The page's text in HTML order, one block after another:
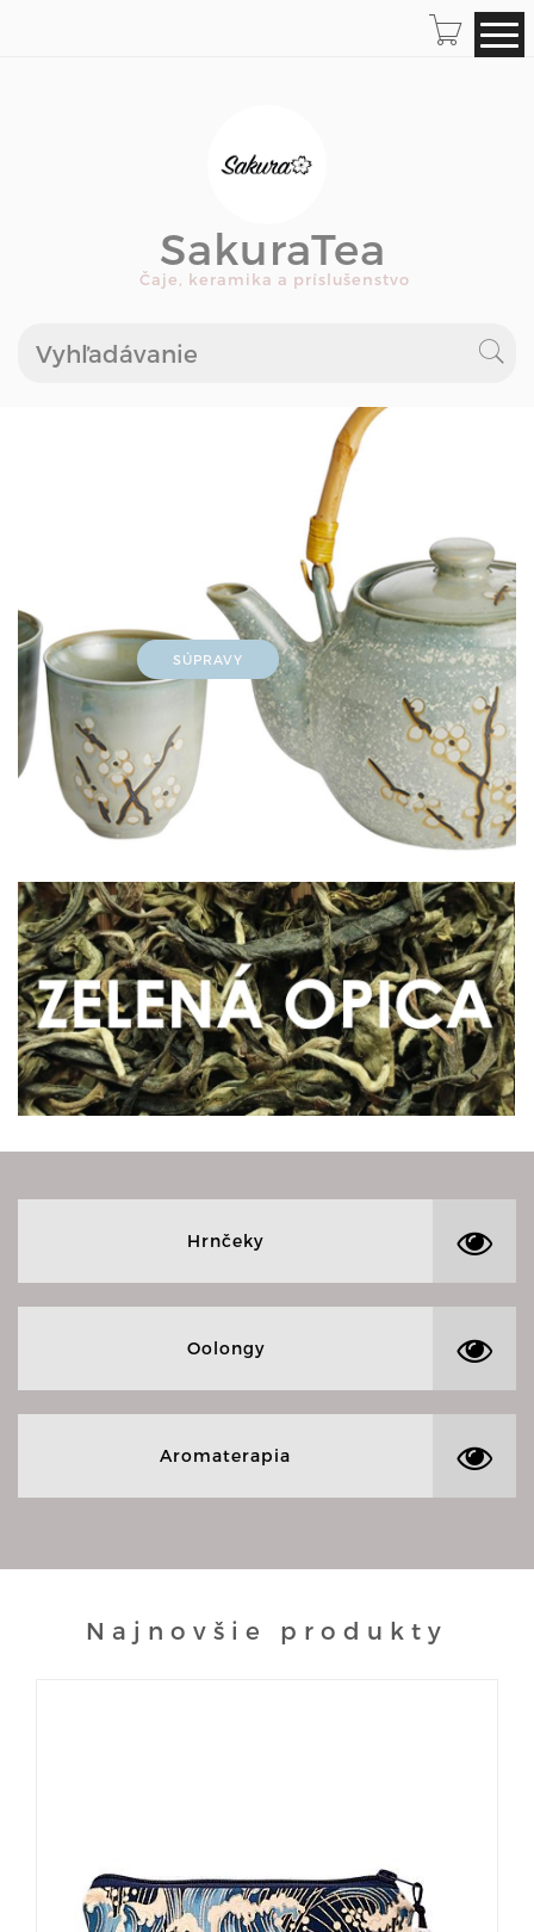
SakuraTea
Čaje, keramika a príslušenstvo
SÚPRAVY
Hrnčeky
Oolongy
Aromaterapia
Najnovšie produkty